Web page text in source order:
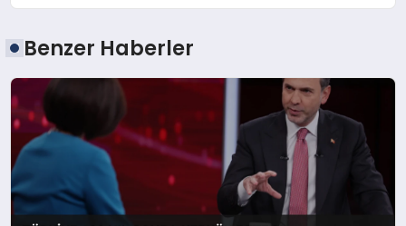
Benzer Haberler